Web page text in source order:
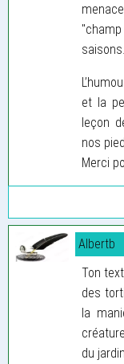
saisons.
et la
leçon
nos
Merci
Albertb
Ton
des
la
du